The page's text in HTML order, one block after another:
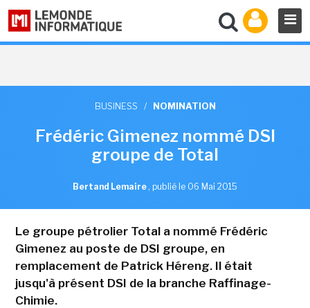
BUSINESS / NOMINATION
Frédéric Gimenez nommé DSI
groupe de Total
Bertand Lemaire , publié le 06 Mai 2015
Le groupe pétrolier Total a nommé Frédéric
Gimenez au poste de DSI groupe, en
remplacement de Patrick Héreng. Il était
jusqu'à présent DSI de la branche Raffinage-
Chimie.